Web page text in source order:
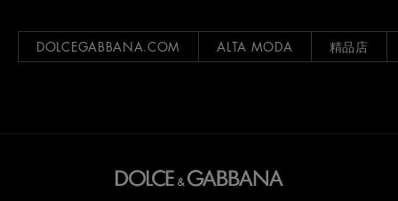
DOLCEGABBANA.COM ALTA MODA 精品店